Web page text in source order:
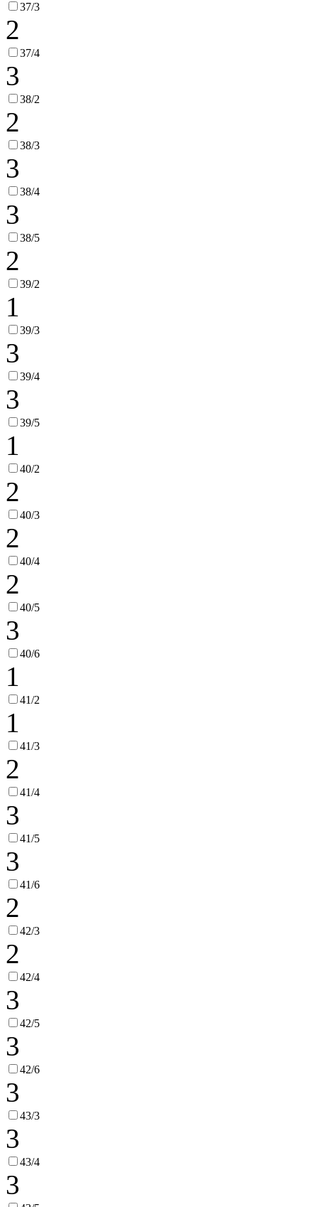
37/3
2
37/4
3
38/2
2
38/3
3
38/4
3
38/5
2
39/2
1
39/3
3
39/4
3
39/5
1
40/2
2
40/3
2
40/4
2
40/5
3
40/6
1
41/2
1
41/3
2
41/4
3
41/5
3
41/6
2
42/3
2
42/4
3
42/5
3
42/6
3
43/3
3
43/4
3